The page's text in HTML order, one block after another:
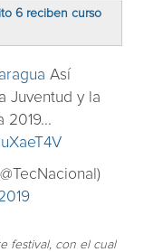
6 reciben curso
Así
Juventud y la
2019...
festival, con el cual